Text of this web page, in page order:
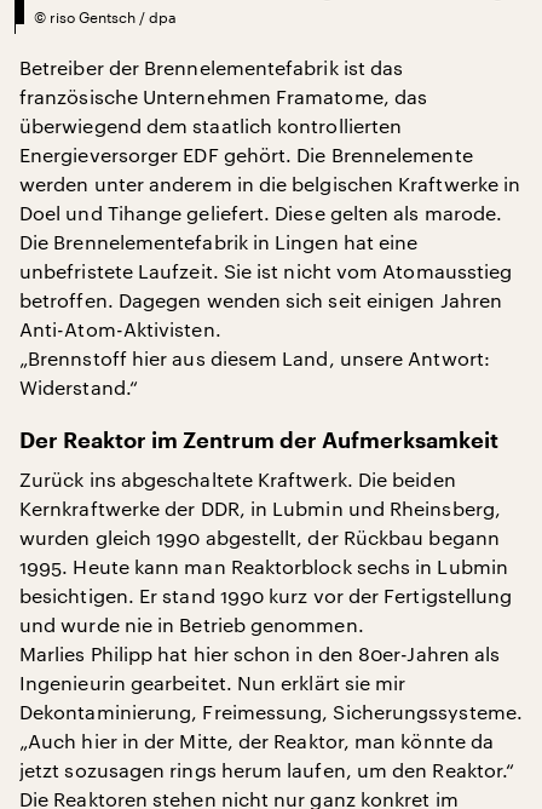
© riso Gentsch / dpa
Betreiber der Brennelementefabrik ist das
französische Unternehmen Framatome, das
überwiegend dem staatlich kontrollierten
Energieversorger EDF gehört. Die Brennelemente
werden unter anderem in die belgischen Kraftwerke in
Doel und Tihange geliefert. Diese gelten als marode.
Die Brennelementefabrik in Lingen hat eine
unbefristete Laufzeit. Sie ist nicht vom Atomausstieg
betroffen. Dagegen wenden sich seit einigen Jahren
Anti-Atom-Aktivisten.
„Brennstoff hier aus diesem Land, unsere Antwort:
Widerstand.“
Der Reaktor im Zentrum der Aufmerksamkeit
Zurück ins abgeschaltete Kraftwerk. Die beiden
Kernkraftwerke der DDR, in Lubmin und Rheinsberg,
wurden gleich 1990 abgestellt, der Rückbau begann
1995. Heute kann man Reaktorblock sechs in Lubmin
besichtigen. Er stand 1990 kurz vor der Fertigstellung
und wurde nie in Betrieb genommen.
Marlies Philipp hat hier schon in den 80er-Jahren als
Ingenieurin gearbeitet. Nun erklärt sie mir
Dekontaminierung, Freimessung, Sicherungssysteme.
„Auch hier in der Mitte, der Reaktor, man könnte da
jetzt sozusagen rings herum laufen, um den Reaktor.“
Die Reaktoren stehen nicht nur ganz konkret im